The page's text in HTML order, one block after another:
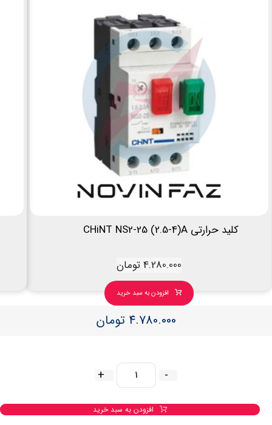
کلید حرارتی CHiNT NS2-25 (2.5-4)A
4.280.000تومان
افزودن به سبد خرید
4.780.000 تومان
-
+
افزودن به سبد خرید